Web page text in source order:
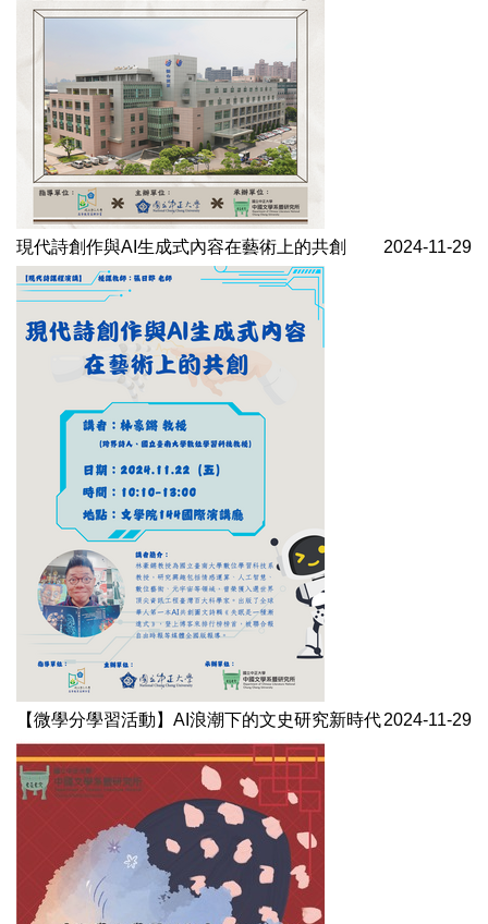
現代詩創作與AI生成式內容在藝術上的共創 2024-11-29
【微學分學習活動】AI浪潮下的文史研究新時代2024-11-29